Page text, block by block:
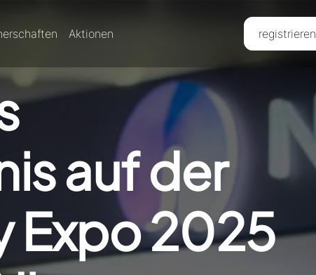
Aktionen registrieren
auf der
Expo 2025